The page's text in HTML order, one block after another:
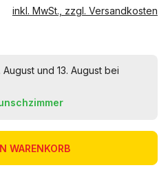
inkl. MwSt., zzgl. Versandkosten
und 13. August bei
WARENKORB